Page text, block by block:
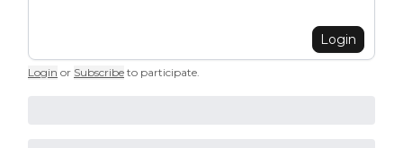
Login
Login or Subscribe to participate